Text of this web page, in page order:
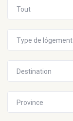
Tout
Type de lógement
Destination
Province